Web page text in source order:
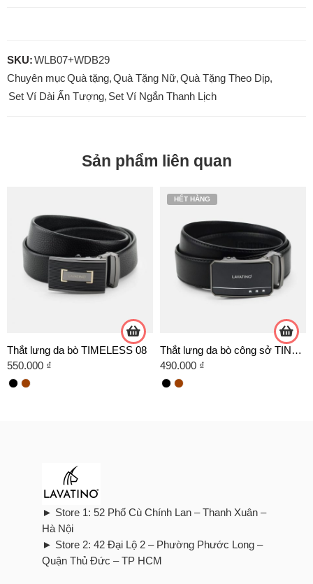
SKU:WLB07+WDB29
Chuyên mụcQuà tặng,Quà Tặng Nữ,Quà Tặng Theo Dịp,
Set Ví Dài Ấn Tượng, Set Ví Ngắn Thanh Lịch
Sản phẩm liên quan
Thắt lưng da bò TIMELESS 08
550.000 ₫
HẾT HÀNG
Thắt lưng da bò công sở TINO 06 -D02 TRẮNG
490.000 ₫
► Store 1: 52 Phố Cù Chính Lan – Thanh Xuân –
Hà Nội
► Store 2: 42 Đại Lộ 2 – Phường Phước Long –
Quận Thủ Đức – TP HCM